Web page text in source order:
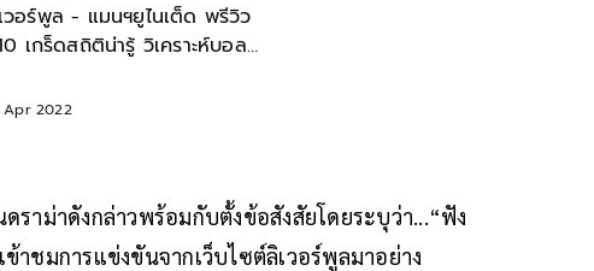
วอร์พูล - แมนฯยูไนเต็ด พรีวิว
เกร็ดสถิติน่ารู้ วิเคราะห์บอล
Apr 2022
ราม่าดังกล่าวพร้อมกับตั้งข้อสังสัยโดยระบุว่า...“ฟัง
ชมการแข่งขันจากเว็บไซต์ลิเวอร์พูลมาอย่าง